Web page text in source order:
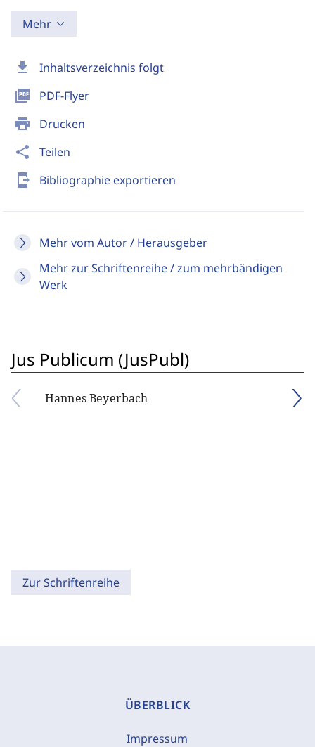
download Inhaltsverzeichnis folgt
picture_as_pdf PDF-Flyer
print Drucken
share Teilen
send_to_mobile Bibliographie exportieren
Mehr vom Autor / Herausgeber
Mehr zur Schriftenreihe / zum mehrbändigen
Werk
Mehr
Jus Publicum (JusPubl)
Hannes Beyerbach
Zur Schriftenreihe
ÜBERBLICK
Impressum